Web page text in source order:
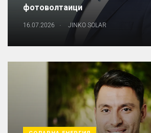
фотоволтаици
16.07.2026 JINKO SOLAR